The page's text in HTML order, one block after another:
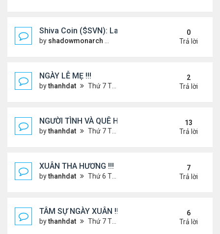
Shiva Coin ($SVN): Launching a Spiritually
by shadowmonarch Thứ 2 Tháng 5 19, 2025 7:01 am
0
Trả lời
NGÀY LỄ MẸ !!!
bythanhdat Thứ 7 Tháng 5 10, 2025 4:21 pm
2
Trả lời
NGƯỜI TÌNH VÀ QUÊ HƯƠNG
bythanhdat Thứ 7 Tháng 7 13, 2024 12:55 pm
13
Trả lời
XUÂN THA HƯƠNG !!!
bythanhdat Thứ 6 Tháng 1 24, 2025 2:26 am
7
Trả lời
TÂM SỰ NGÀY XUÂN !!!
bythanhdat Thứ 7 Tháng 1 25, 2025 10:28 am
6
Trả lời